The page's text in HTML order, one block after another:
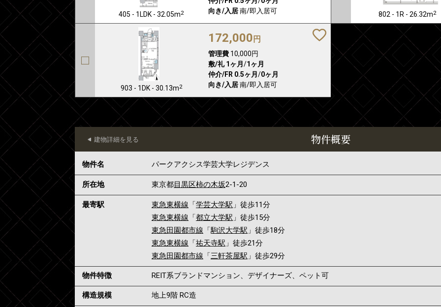
405 - 1LDK - 32.05m2
向き/入居南/即入居可 802 - 1R - 26.32m2
903 - 1DK - 30.13m2
172,000 円
管理費10,000円
敷/礼 1ヶ月 /1ヶ月
仲介/FR 0.5ヶ月 /0ヶ月
向き/入居南/即入居可
物件概要
建物詳細を見る
物件名 パークアクシス学芸大学レジデンス
所在地 東京都目黒区柿の木坂2-1-20
最寄駅 東急東横線 「学芸大学駅 」徒歩11分
東急東横線 「都立大学駅 」徒歩15分
東急田園都市線 「駒沢大学駅 」徒歩18分
東急東横線 「祐天寺駅 」徒歩21分
東急田園都市線 「三軒茶屋駅 」徒歩29分
物件特徴 REIT系ブランドマンション、デザイナーズ、ペット可
構造規模 地上9階 RC造